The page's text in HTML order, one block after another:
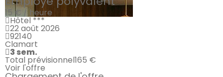
15 € / heure
Hôtel ***
22 août 2026
92140
Clamart
3 sem.
Total prévisionnel165 €
Voir l'offre